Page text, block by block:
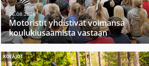
06.08.2026
Motoristit yhdistivät voimansa
koulukiusaamista vastaan
KOEAJOT